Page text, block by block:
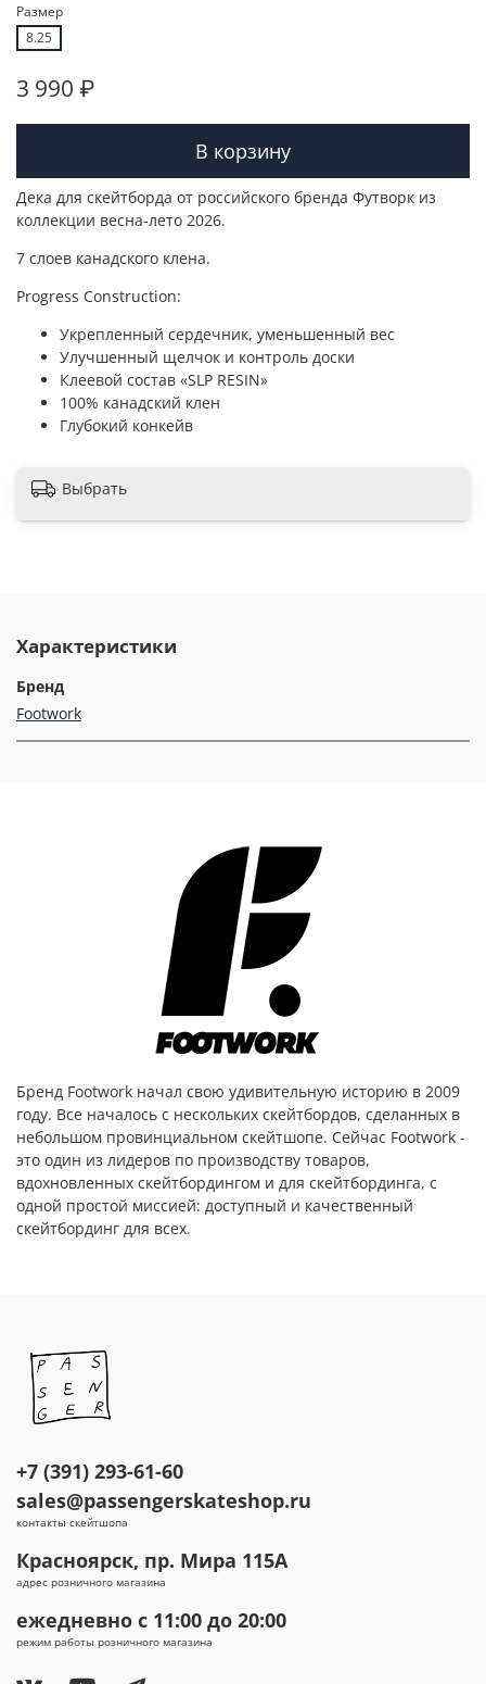
Размер
8.25
3 990 ₽
В корзину
Дека для скейтборда от российского бренда Футворк из
коллекции весна-лето 2026.
7 слоев канадского клена.
Progress Construction:
Укрепленный сердечник, уменьшенный вес
Улучшенный щелчок и контроль доски
Клеевой состав «SLP RESIN»
100% канадский клен
Глубокий конкейв
Выбрать
Характеристики
Бренд
Footwork
Бренд Footwork начал свою удивительную историю в 2009
году. Все началось с нескольких скейтбордов, сделанных в
небольшом провинциальном скейтшопе. Сейчас Footwork -
это один из лидеров по производству товаров,
вдохновленных скейтбордингом и для скейтбординга, с
одной простой миссией: доступный и качественный
скейтбординг для всех.
+7 (391) 293-61-60
sales@passengerskateshop.ru
контакты скейтшопа
Красноярск, пр. Мира 115А
адрес розничного магазина
ежедневно с 11:00 до 20:00
режим работы розничного магазина